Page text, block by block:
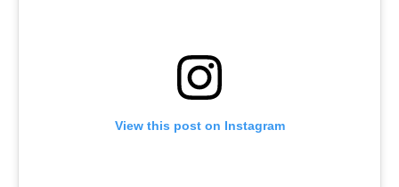
View this post on Instagram